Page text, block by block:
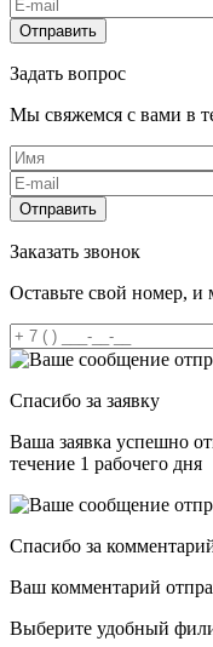
Отправить
Задать вопрос
Мы свяжемся с вами в
Отправить
Заказать звонок
Оставьте свой номер,
Спасибо за заявку
Ваша заявка успешно
течение 1 рабочего дня
Спасибо за
Ваш комментарий
Выберите удобный